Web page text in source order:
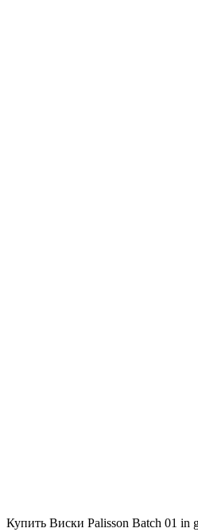
Купить Виски Palisson Batch 01 in